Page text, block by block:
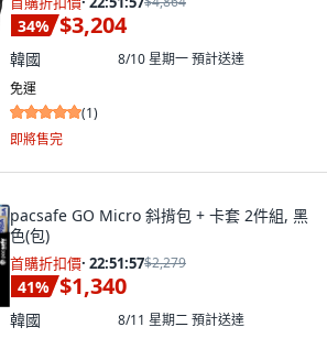
34% $3,204
韓國 8/10 星期一預計送達
免運
(1)
即將售完
pacsafe GO Micro 斜揹包 + 卡套 2件組, 黑
色(包)
首購折扣價· 22:51:55$2,279
41% $1,340
韓國 8/11 星期二預計送達